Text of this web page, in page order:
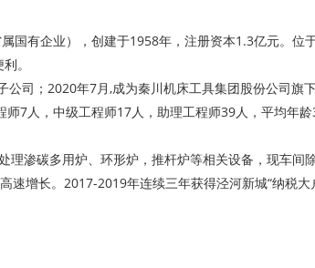
有企业），创建于1958年，注册资本1.3亿元。位
。
；2020年7月,成为秦川机床工具集团股份公司旗
7人，中级工程师17人，助理工程师39人，平均年
渗碳多用炉、环形炉，推杆炉等相关设备，现车间
增长。2017-2019年连续三年获得泾河新城“纳税